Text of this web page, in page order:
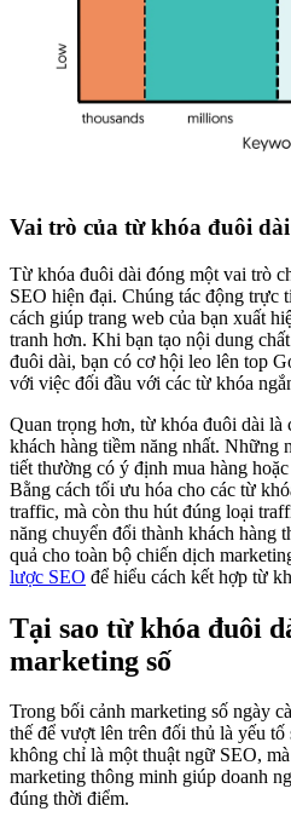
Vai trò của từ khóa đuôi
Từ khóa đuôi dài đóng một vai trò
SEO hiện đại. Chúng tác động trực
cách giúp trang web của bạn xuất
tranh hơn. Khi bạn tạo nội dung
đuôi dài, bạn có cơ hội leo lên top
với việc đối đầu với các từ khóa
Quan trọng hơn, từ khóa đuôi dài là
khách hàng tiềm năng nhất. Những
tiết thường có ý định mua hàng
Bằng cách tối ưu hóa cho các từ
traffic, mà còn thu hút đúng loại
năng chuyển đổi thành khách hàng
quả cho toàn bộ chiến dịch
lược SEO để hiểu cách kết hợp từ
Tại sao từ khóa đuôi
marketing số
Trong bối cảnh marketing số ngày
thế để vượt lên trên đối thủ là yếu
không chỉ là một thuật ngữ SEO,
marketing thông minh giúp doanh
đúng thời điểm.